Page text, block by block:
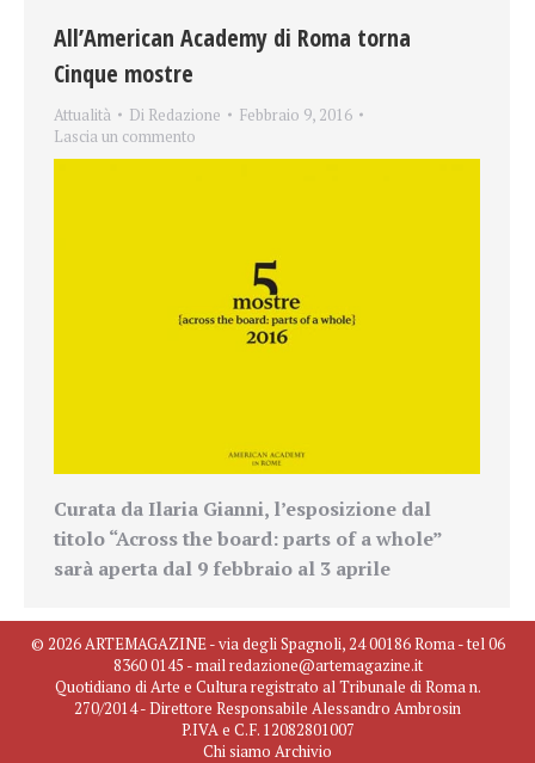
All’American Academy di Roma torna
Cinque mostre
Attualità Di Redazione
Febbraio 9, 2016
Lascia un commento
Curata da Ilaria Gianni, l’esposizione dal
titolo “Across the board: parts of a whole”
sarà aperta dal 9 febbraio al 3 aprile
© 2026 ARTEMAGAZINE - via degli Spagnoli, 24 00186 Roma - tel 06
8360 0145 - mail redazione@artemagazine.it
Quotidiano di Arte e Cultura registrato al Tribunale di Roma n.
270/2014 - Direttore Responsabile Alessandro Ambrosin
P.IVA e C.F. 12082801007
Chi siamo Archivio